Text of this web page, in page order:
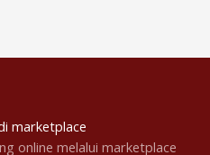
marketplace
online melalui marketplace